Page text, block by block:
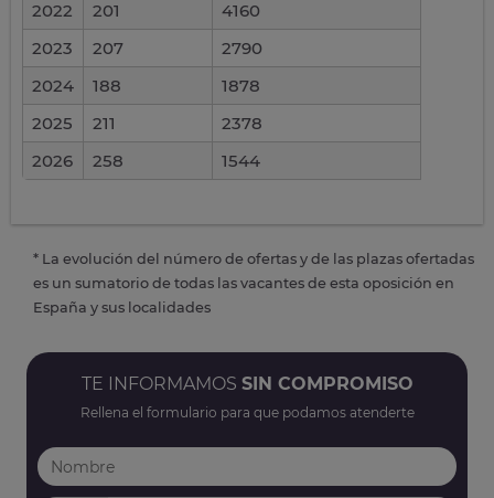
2022 201
4160
2023
207
2790
2024
188
1878
2025
211
2378
2026
258 1544
* La evolución del número de ofertas y de las plazas ofertadas
es un sumatorio de todas las vacantes de esta oposición en
España y sus localidades
TE INFORMAMOS SIN COMPROMISO
Rellena el formulario para que podamos atenderte